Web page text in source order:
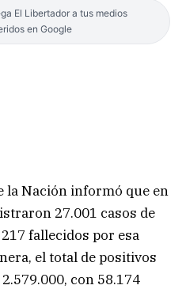
El Libertador a tus medios
en Google
la Nación informó que en
27.001 casos de
fallecidos por esa
el total de positivos
con 58.174